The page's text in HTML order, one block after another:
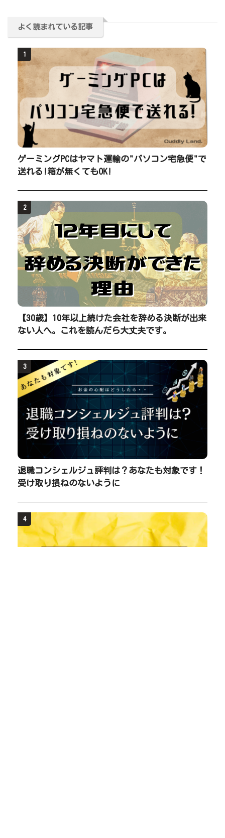
よく読まれている記事
1
ゲーミングPCはヤマト運輸の"パソコン宅急便"で
送れる!箱が無くてもOK!
2
【30歳】10年以上続けた会社を辞める決断が出来
ない人へ。これを読んだら大丈夫です。
3
退職コンシェルジュ評判は？あなたも対象です！
受け取り損ねのないように
4